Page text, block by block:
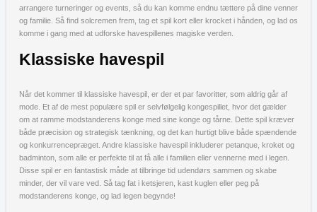
arrangere turneringer og events, så du kan komme endnu tættere på dine venner
og familie. Så find solcremen frem, tag et spil kort eller krocket i hånden, og lad os
komme i gang med at udforske havespillenes magiske verden.
Klassiske havespil
Når det kommer til klassiske havespil, er der et par favoritter, som aldrig går af
mode. Et af de mest populære spil er selvfølgelig kongespillet, hvor det gælder
om at ramme modstanderens konge med sine konge og tårne. Dette spil kræver
både præcision og strategisk tænkning, og det kan hurtigt blive både spændende
og konkurrencepræget. Andre klassiske havespil inkluderer petanque, kroket og
badminton, som alle er perfekte til at få alle i familien eller vennerne med i legen.
Disse spil er en fantastisk måde at tilbringe tid udendørs sammen og skabe
minder, der vil vare ved. Så tag fat i ketsjeren, kast kuglen eller peg på
modstanderens konge, og lad legen begynde!